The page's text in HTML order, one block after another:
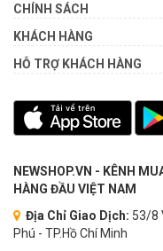
CHÍNH SÁCH
KHÁCH HÀNG
HỖ TRỢ KHÁCH HÀNG
NEWSHOP.VN - KÊNH
HÀNG ĐẦU VIỆT NAM
Địa Chỉ Giao Dịch: 53/8
Phú - TP.Hồ Chí Minh